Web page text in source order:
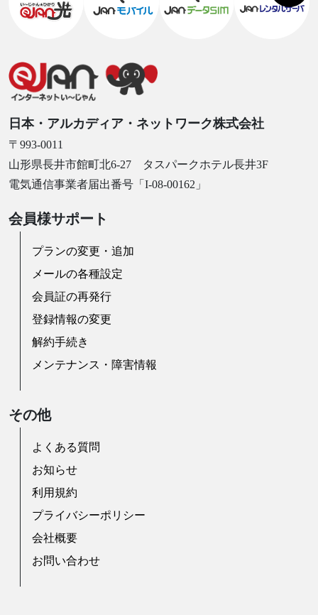
日本・アルカディア・ネットワーク株式会社
〒993-0011
山形県長井市館町北6-27 タスパークホテル長井3F
電気通信事業者届出番号「I-08-00162」
会員様サポート
プランの変更・追加
メールの各種設定
会員証の再発行
登録情報の変更
解約手続き
メンテナンス・障害情報
その他
よくある質問
お知らせ
利用規約
プライバシーポリシー
会社概要
お問い合わせ